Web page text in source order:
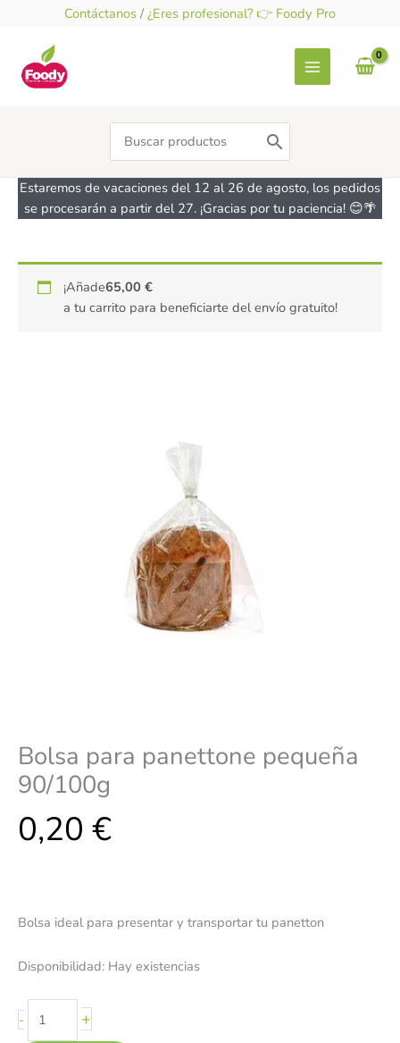
contenido
Contáctanos / ¿Eres profesional? 👉 Foody Pro
Search
for:
Estaremos de vacaciones del 12 al 26 de agosto, los pedidos
se procesarán a partir del 27. ¡Gracias por tu paciencia! 😊🌴
¡Añade65,00€
a tu carrito para beneficiarte del envío gratuito!
Bolsa para panettone pequeña
90/100g
0,20 €
Bolsa ideal para presentar y transportar tu panetton
Disponibilidad: Hay existencias
-
Bolsa
para
panettone
+